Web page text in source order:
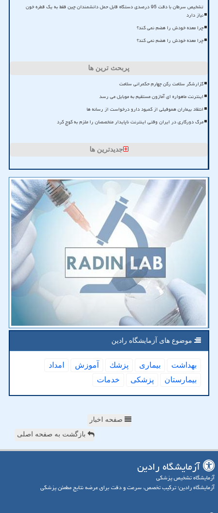
تشخیص سرطان با دقت 95 درصدی دستگاه قابل حمل دانشمندان چین فقط به یک قطره خون
نیاز دارد
چرا معده خودش را هضم نمی کند؟
چرا معده خودش را هضم نمی کند؟
پربحث ترین ها
گزارشگر سلامت رکن چهارم حکمرانی سلامت
اینترنت ماهواره ای آمازون مستقیم به موبایل می رسد
انتقاد بیماران هموفیلی از کمبود دارو درخواست از رسانه ها
مرگ دورکاری در ایران وقتی اینترنت ناپایدار متخصصان را ملزم به کوچ کرد
جدیدترین ها
موضوع های آزمایشگاه رادین
بهداشت بیماری پزشك آموزش
امداد
بیمارستان
پزشكی خدمات
صفحه اخبار
بازگشت به صفحه اصلی
آزمایشگاه رادین
آزمایشگاه تشخیص پزشکی
آزمایشگاه رادین؛ ترکیب تخصص، سرعت و دقت برای عرضه نتایج مطمئن پزشکی